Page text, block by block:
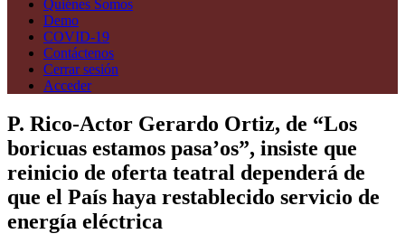
Quiénes Somos
Demo
COVID-19
Contáctenos
Cerrar sesión
Acceder
P. Rico-Actor Gerardo Ortiz, de “Los
boricuas estamos pasa’os”, insiste que
reinicio de oferta teatral dependerá de
que el País haya restablecido servicio de
energía eléctrica